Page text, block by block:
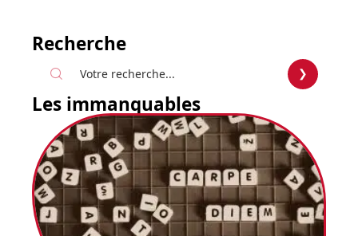
Recherche
Les immanquables